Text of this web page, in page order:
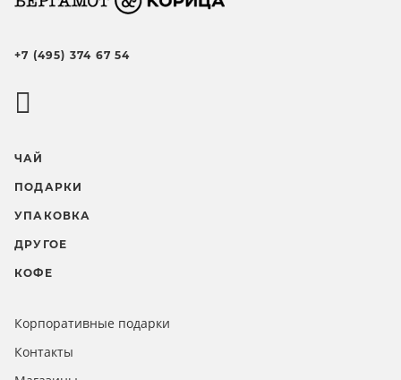
+7 (495) 374 67 54
ЧАЙ
ПОДАРКИ
УПАКОВКА
ДРУГОЕ
КОФЕ
Корпоративные подарки
Контакты